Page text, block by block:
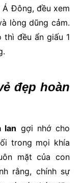
Đông, đều xem
lòng dũng cảm.
thì đều ẩn giấu 1
đẹp hoàn
lan gợi nhớ cho
trong mọi khía
mặt của con
rằng, chính sự